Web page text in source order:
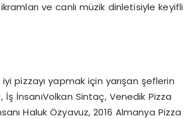
ve canlı müzik dinletisiyle keyifli
pizzayı yapmak için yarışan şeflerin
İnsanıVolkan Sintaç, Venedik Pizza
Haluk Özyavuz, 2016 Almanya Pizza